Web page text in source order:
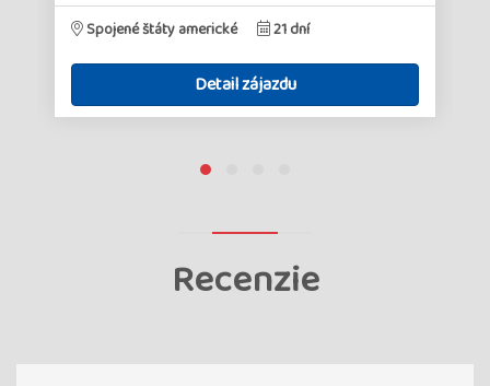
Spojené štáty americké 21 dní
Detail zájazdu
Recenzie